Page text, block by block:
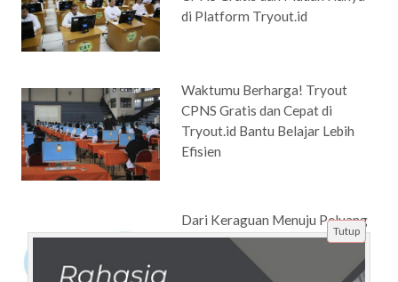
di Platform Tryout.id
Waktumu Berharga! Tryout
CPNS Gratis dan Cepat di
Tryout.id Bantu Belajar Lebih
Efisien
Dari Keraguan Menuju Peluang
Besar Lewat Ujian Masuk
Tutup